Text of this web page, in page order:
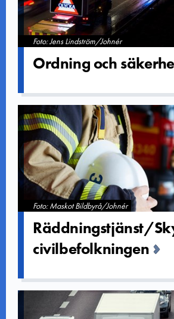
Foto: Jens Lindström/Johnér
Ordning och
Foto: Maskot Bildbyrå/Johnér
Räddningst­jänst/
civilbefol­kningen